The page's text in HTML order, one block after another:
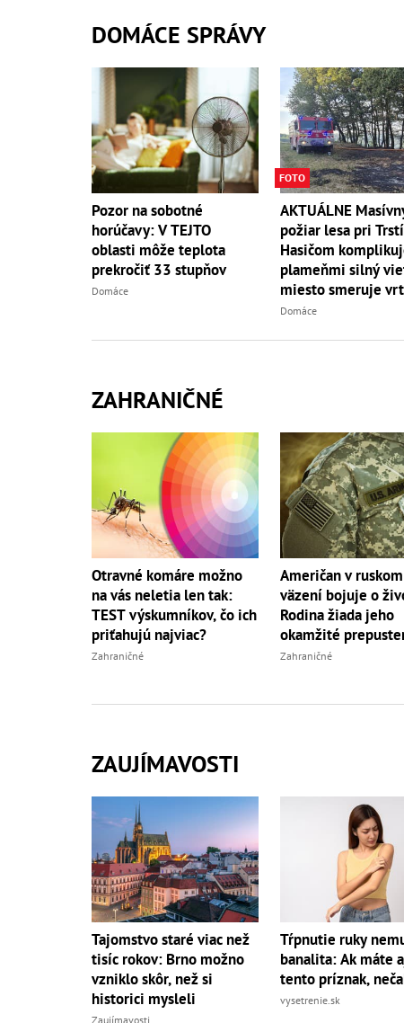
DOMÁCE SPRÁVY
Pozor na sobotné
horúčavy: V TEJTO
oblasti môže teplota
prekročiť 33 stupňov
Domáce
FOTO
AKTUÁLNE
požiar lesa pri
Hasičom
plameňmi silný
miesto smeruje
Domáce
ZAHRANIČNÉ
Otravné komáre možno
na vás neletia len tak:
TEST výskumníkov, čo ich
priťahujú najviac?
Zahraničné
Američan v ruskom
väzení bojuje o
Rodina žiada jeho
okamžité
Zahraničné
ZAUJÍMAVOSTI
Tajomstvo staré viac než
tisíc rokov: Brno možno
vzniklo skôr, než si
historici mysleli
Zaujímavosti
Tŕpnutie ruky
banalita: Ak máte
tento príznak,
vysetrenie.sk